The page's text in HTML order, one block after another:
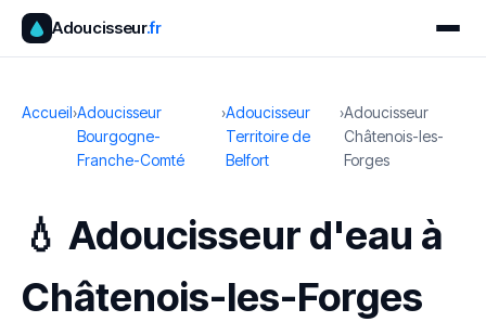
Adoucisseur.fr
Accueil›Adoucisseur
Bourgogne-
Franche-Comté
›Adoucisseur
Territoire de
Belfort
›Adoucisseur
Châtenois-les-
Forges
💧 Adoucisseur d'eau à
Châtenois-les-Forges